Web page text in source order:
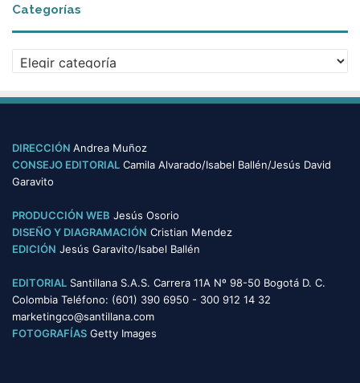
Categorías
Categorías
DIRECCIÓN Andrea Muñoz
CONSEJO EDITORIAL Camila Alvarado/Isabel Ballén/Jesús David
Garavito
PRODUCCIÓN WEB Jesús Osorio
DISEÑO Y DIAGRAMACIÓN Cristian Mendez
EDICIÓN Jesús Garavito/Isabel Ballén
EDITORIAL Santillana S.A.S. Carrera 11A Nº 98-50 Bogotá D. C.
Colombia Teléfono: (601) 390 6950 - 300 912 14 32
marketingco@santillana.com
FOTOGRAFÍAS Getty Images